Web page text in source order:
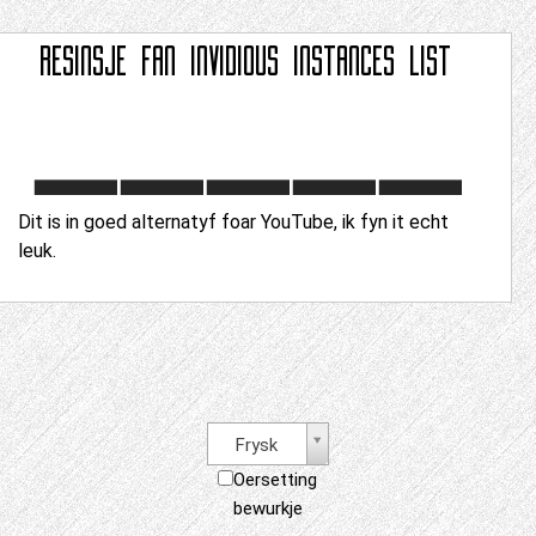
RESINSJE FAN INVIDIOUS INSTANCES LIST
Dit is in goed alternatyf foar YouTube, ik fyn it echt
leuk.
Frysk
Oersetting
bewurkje